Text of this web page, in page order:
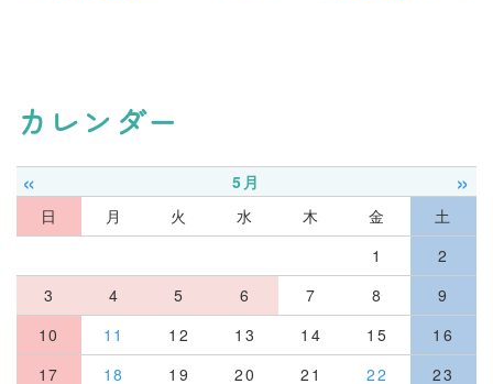
カレンダー
« 5月 »
日 月 火 水 木 金
土
1
2
3
4 5 6 7 8
9
10
11 12 13 14 15
16
17
18 19 20 21 22
23